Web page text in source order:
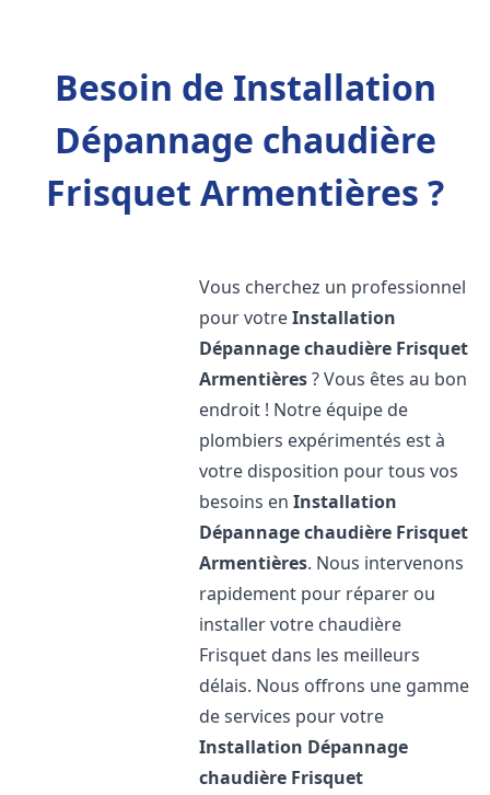
Besoin de Installation
Dépannage chaudière
Frisquet Armentières ?
Vous cherchez un professionnel
pour votreInstallation
Dépannage chaudière Frisquet
Armentières? Vous êtes au bon
endroit ! Notre équipe de
plombiers expérimentés est à
votre disposition pour tous vos
besoins enInstallation
Dépannage chaudière Frisquet
Armentières. Nous intervenons
rapidement pour réparer ou
installer votre chaudière
Frisquet dans les meilleurs
délais. Nous offrons une gamme
de services pour votre
Installation Dépannage
chaudière Frisquet